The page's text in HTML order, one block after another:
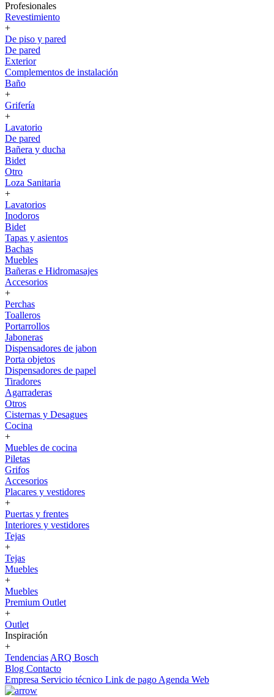
Profesionales
Revestimiento
+
De piso y pared
De pared
Exterior
Complementos de instalación
Baño
+
Grifería
+
Lavatorio
De pared
Bañera y ducha
Bidet
Otro
Loza Sanitaria
+
Lavatorios
Inodoros
Bidet
Tapas y asientos
Bachas
Muebles
Bañeras e Hidromasajes
Accesorios
+
Perchas
Toalleros
Portarrollos
Jaboneras
Dispensadores de jabon
Porta objetos
Dispensadores de papel
Tiradores
Agarraderas
Otros
Cisternas y Desagues
Cocina
+
Muebles de cocina
Piletas
Grifos
Accesorios
Placares y vestidores
+
Puertas y frentes
Interiores y vestidores
Tejas
+
Tejas
Muebles
+
Muebles
Premium Outlet
+
Outlet
Inspiración
+
Tendencias ARQ Bosch
Blog Contacto
Empresa Servicio técnico Link de pago Agenda Web